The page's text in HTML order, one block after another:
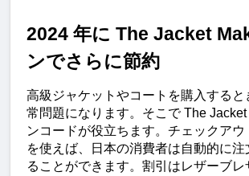
2024 年に The Jacket
ンでさらに節約
高級ジャケットやコートを購入すると
常問題になります。そこで The
ンコードが役立ちます。チェックアウ
を使えば、日本の消費者は自動的に
ることができます。割引はレザーブレ